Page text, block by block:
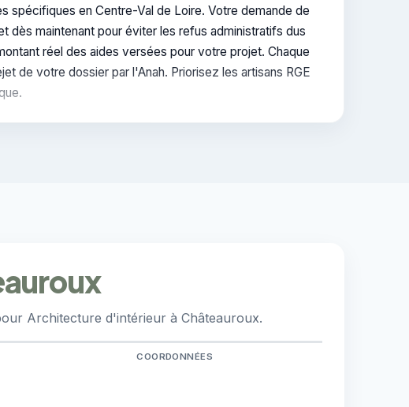
spécifiques en Centre-Val de Loire. Votre demande de
dès maintenant pour éviter les refus administratifs dus
réel des aides versées pour votre projet. Chaque
de votre dossier par l'Anah. Priorisez les artisans RGE
Architecture d'intérieur à Châteauroux.
COORDONNÉES